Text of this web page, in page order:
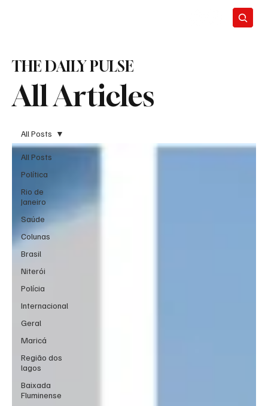
All Articles
THE DAILY PULSE
All Posts
Política
Rio de
Janeiro
Saúde
Colunas
Brasil
Niterói
Polícia
Internacional
Geral
Maricá
Região dos
lagos
Baixada
Fluminense
All Posts